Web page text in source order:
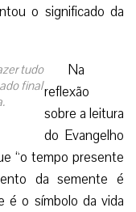
o significado da
tudo
final
Na
reflexão
sobre a leitura
do Evangelho
“o tempo presente
da semente é
é o símbolo da vida